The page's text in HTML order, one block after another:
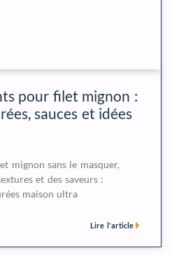
pour filet mignon :
sauces et idées
mignon sans le masquer,
et des saveurs :
maison ultra
Lire l'article